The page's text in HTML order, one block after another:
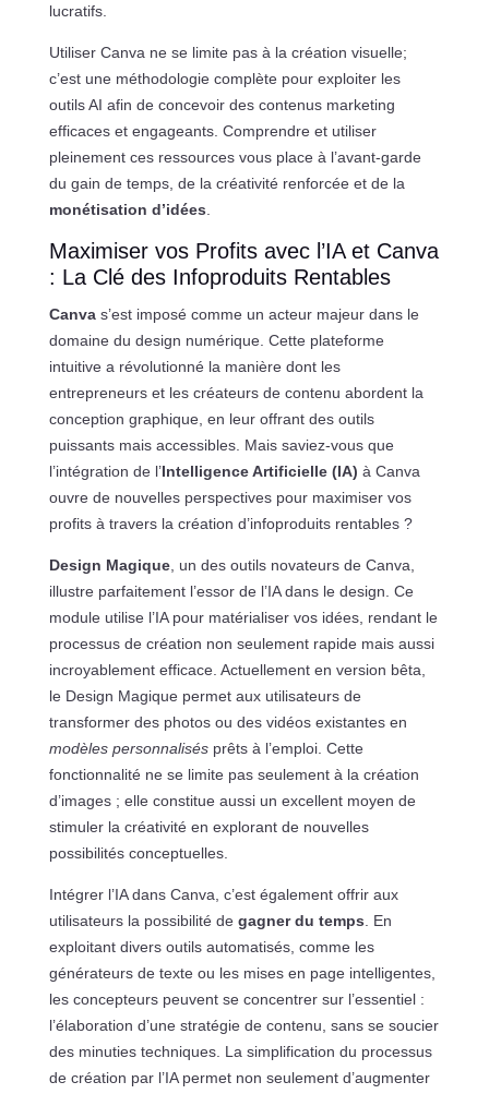
lucratifs.
Utiliser Canva ne se limite pas à la création visuelle;
c’est une méthodologie complète pour exploiter les
outils AI afin de concevoir des contenus marketing
efficaces et engageants. Comprendre et utiliser
pleinement ces ressources vous place à l’avant-garde
du gain de temps, de la créativité renforcée et de la
monétisation d’idées
Maximiser vos Profits avec l’IA et Canva
: La Clé des Infoproduits Rentables
Canvas’est imposé comme un acteur majeur dans le
domaine du design numérique. Cette plateforme
intuitive a révolutionné la manière dont les
entrepreneurs et les créateurs de contenu abordent la
conception graphique, en leur offrant des outils
puissants mais accessibles. Mais saviez-vous que
l’intégration de l’Intelligence Artificielle (IA) à Canva
ouvre de nouvelles perspectives pour maximiser vos
profits à travers la création d’infoproduits rentables ?
Design Magique, un des outils novateurs de Canva,
illustre parfaitement l’essor de l’IA dans le design. Ce
module utilise l’IA pour matérialiser vos idées, rendant le
processus de création non seulement rapide mais aussi
incroyablement efficace. Actuellement en version bêta,
le Design Magique permet aux utilisateurs de
transformer des photos ou des vidéos existantes en
modèles personnalisésprêts à l’emploi. Cette
fonctionnalité ne se limite pas seulement à la création
d’images ; elle constitue aussi un excellent moyen de
stimuler la créativité en explorant de nouvelles
possibilités conceptuelles.
Intégrer l’IA dans Canva, c’est également offrir aux
utilisateurs la possibilité de gagner du temps . En
exploitant divers outils automatisés, comme les
générateurs de texte ou les mises en page intelligentes,
les concepteurs peuvent se concentrer sur l’essentiel :
l’élaboration d’une stratégie de contenu, sans se soucier
des minuties techniques. La simplification du processus
de création par l’IA permet non seulement d’augmenter